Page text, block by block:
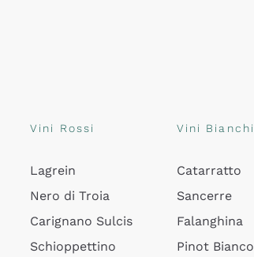
Vini Rossi
Lagrein
Nero di Troia
Carignano Sulcis
Schioppettino
Vini Bianchi
Catarratto
Sancerre
Falanghina
Pinot Bianco